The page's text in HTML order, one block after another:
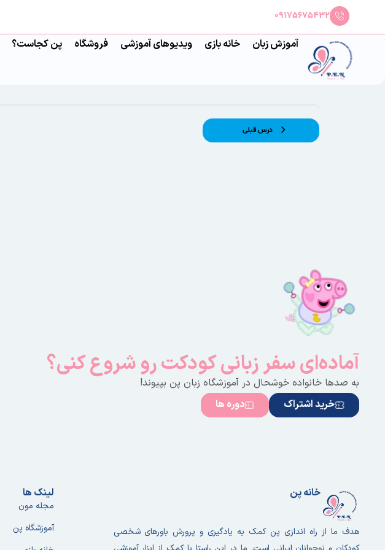
09175675432
آموزش زبان خانه بازی ویدیوهای آموزشی فروشگاه پن کجاست؟
درس قبلی
آماده‌ای سفر زبانی کودکت رو شروع کنی؟
به صدها خانواده خوشحال در آموزشگاه زبان پن بپیوند!
خرید اشتراک
دوره ها
خانه پن
هدف ما از راه اندازی پن کمک به یادگیری و پرورش باورهای شخصی
لینک ها
مجله مون
آموزشگاه پن